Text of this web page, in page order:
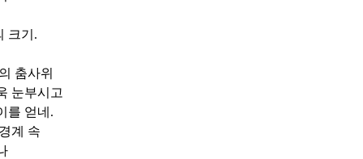
크기 .
춤사위
눈부시고
를 얻네 .
계 속